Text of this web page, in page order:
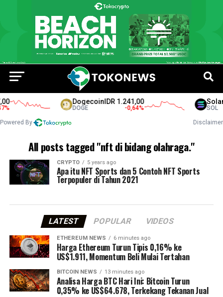
%
DogecoinIDR 1.241,00
DOGE -0,64% SOL
Powered By Disclaimer
All posts tagged "nft di bidang olahraga."
CRYPTO 5 years ago
Apa itu NFT Sports dan 5 Contoh NFT Sports
Terpopuler di Tahun 2021
LATEST POPULAR VIDEOS
ETHEREUM NEWS 6 minutes ago
Harga Ethereum Turun Tipis 0,16% ke
US$1.911, Momentum Beli Mulai Tertahan
BITCOIN NEWS 13 minutes ago
Analisa Harga BTC Hari Ini: Bitcoin Turun
0,35% ke US$64.678, Terkekang Tekanan Jual